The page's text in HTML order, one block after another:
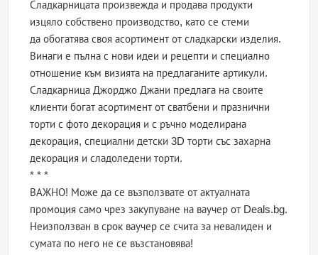
Сладкарницата произвежда и продава продукти
изцяло собствено производство, като се стеми
да обогатява своя асортимент от сладкарски изделия.
Винаги е пълна с нови идеи и рецепти и специално
отношение към визията на предлаганите артикули.
Сладкарница Джорджо Джани предлага на своите
клиенти богат асортимент от сватбени и празнични
торти с фото декорация и с ръчно моделирана
декорация, специални детски 3D торти със захарна
декорация и сладоледени торти.
* * *
ВАЖНО! Може да се възползвате от актуалната
промоция само чрез закупуване на ваучер от Deals.bg.
Неизползван в срок ваучер се счита за невалиден и
сумата по него не се възстановява!